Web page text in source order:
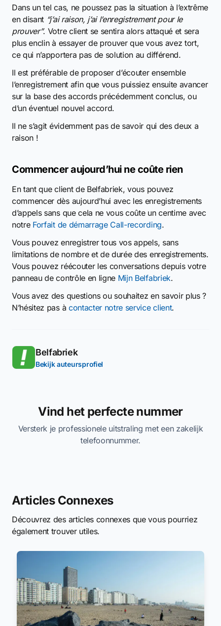
Dans un tel cas, ne poussez pas la situation à l’extrême
en disant “j’ai raison, j’ai l’enregistrement pour le
prouver”. Votre client se sentira alors attaqué et sera
plus enclin à essayer de prouver que vous avez tort,
ce qui n’apportera pas de solution au différend.
Il est préférable de proposer d’écouter ensemble
l’enregistrement afin que vous puissiez ensuite avancer
sur la base des accords précédemment conclus, ou
d’un éventuel nouvel accord.
Il ne s’agit évidemment pas de savoir qui des deux a
raison !
Commencer aujourd’hui ne coûte rien
En tant que client de Belfabriek, vous pouvez
commencer dès aujourd’hui avec les enregistrements
d’appels sans que cela ne vous coûte un centime avec
notre Forfait de démarrage Call-recording.
Vous pouvez enregistrer tous vos appels, sans
limitations de nombre et de durée des enregistrements.
Vous pouvez réécouter les conversations depuis votre
panneau de contrôle en ligne Mijn Belfabriek.
Vous avez des questions ou souhaitez en savoir plus ?
N’hésitez pas à contacter notre service client.
Belfabriek
Bekijk auteursprofiel
Vind het perfecte nummer
Versterk je professionele uitstraling met een zakelijk
telefoonnummer.
Articles Connexes
Découvrez des articles connexes que vous pourriez
également trouver utiles.